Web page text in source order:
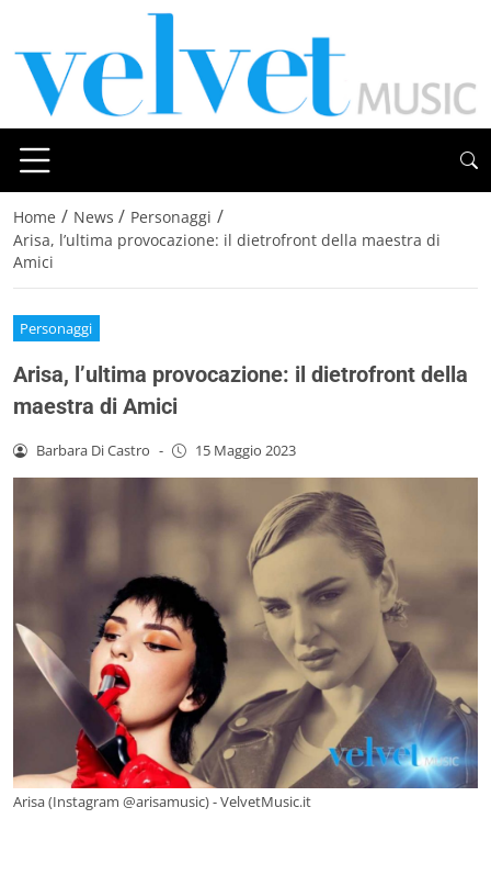
Home / News / Personaggi /
Arisa, l’ultima provocazione: il dietrofront della maestra di
Amici
Personaggi
Arisa, l’ultima provocazione: il dietrofront della
maestra di Amici
Barbara Di Castro - 15 Maggio 2023
Arisa (Instagram @arisamusic) - VelvetMusic.it